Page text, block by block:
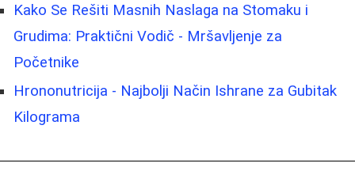
Kako Se Rešiti Masnih Naslaga na Stomaku i
Grudima: Praktični Vodič - Mršavljenje za
Početnike
Hrononutricija - Najbolji Način Ishrane za Gubitak
Kilograma